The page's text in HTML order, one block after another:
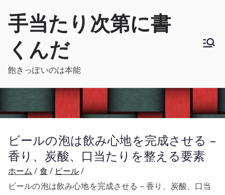
手当たり次第に書
くんだ
飽きっぽいのは本能
ビールの泡は飲み心地を完成させる –
香り、炭酸、口当たりを整える要素
ホーム 食
ビール
ビールの泡は飲み心地を完成させる – 香り、炭酸、口当